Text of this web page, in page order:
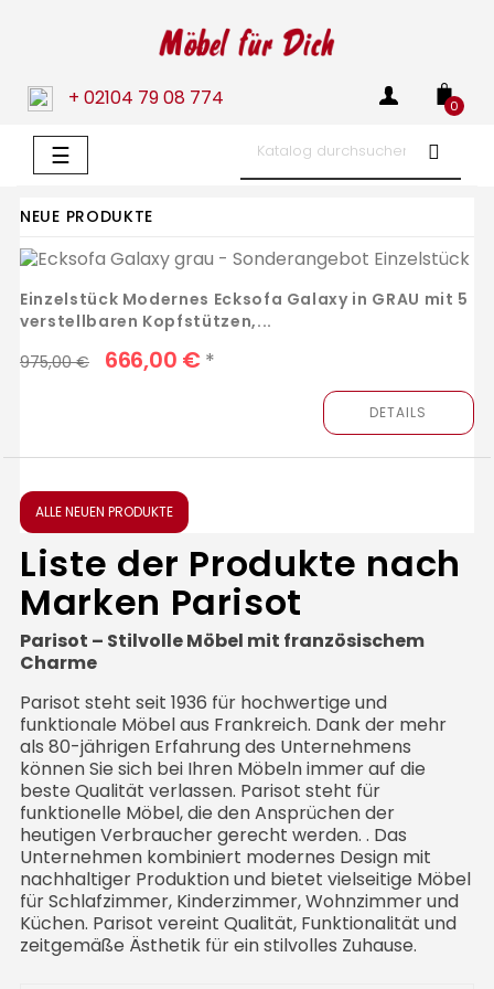
+ 02104 79 08 774 0
Umschalten
der
☰
NEUE PRODUKTE
Einzelstück Modernes Ecksofa Galaxy in GRAU mit 5
verstellbaren Kopfstützen,...
975,00 €
666,00 € *
DETAILS
ALLE NEUEN PRODUKTE
Liste der Produkte nach
Marken Parisot
Parisot – Stilvolle Möbel mit französischem
Charme
Parisot steht seit 1936 für hochwertige und
funktionale Möbel aus Frankreich. Dank der mehr
als 80-jährigen Erfahrung des Unternehmens
können Sie sich bei Ihren Möbeln immer auf die
beste Qualität verlassen. Parisot steht für
funktionelle Möbel, die den Ansprüchen der
heutigen Verbraucher gerecht werden. . Das
Unternehmen kombiniert modernes Design mit
nachhaltiger Produktion und bietet vielseitige Möbel
für Schlafzimmer, Kinderzimmer, Wohnzimmer und
Küchen. Parisot vereint Qualität, Funktionalität und
zeitgemäße Ästhetik für ein stilvolles Zuhause.